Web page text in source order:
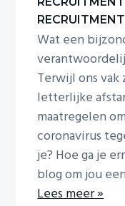
Wat een
Terwijl ons
letterlijke
maatregelen
coronavirus
je? Hoe ga je
blog om jou
Lees meer »